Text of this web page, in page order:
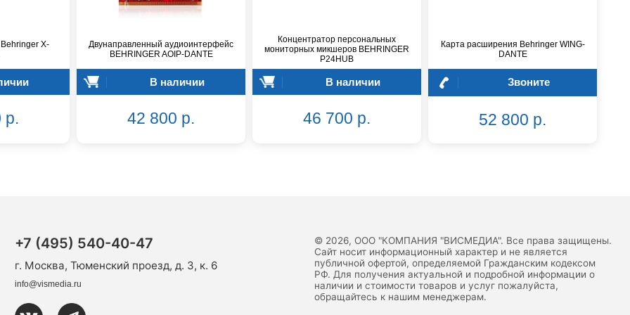
X-
р.
Двунаправленный аудиоинтерфейс
BEHRINGER AOIP-DANTE
В наличии
42 800 р.
Концентратор персональных
мониторных микшеров BEHRINGER
P24HUB
В наличии
46 700 р.
Карта расширения Behringer WING-
DANTE
Звоните
52 800 р.
+7 (495) 540-40-47
г. Москва, Тюменский проезд, д. 3, к. 6
info@vismedia.ru
© 2026, ООО "КОМПАНИЯ "ВИСМЕДИА". Все права защищены.
Сайт носит информационный характер и не является
публичной офертой, определяемой Гражданским кодексом
РФ. Для получения актуальной и подробной информации о
наличии и стоимости товаров и услуг пожалуйста,
обращайтесь к нашим менеджерам.